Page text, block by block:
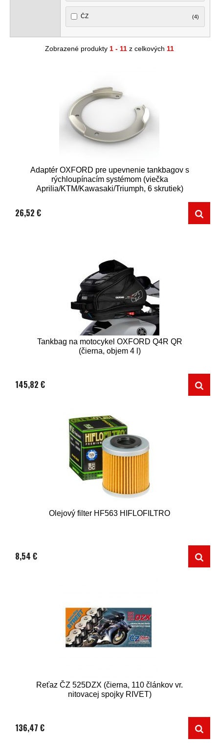
ČZ (4)
Zobrazené produkty 1 - 11 z celkových 11
Adaptér OXFORD pre upevnenie tankbagov s
rýchloupínacím systémom (viečka
Aprilia/KTM/Kawasaki/Triumph, 6 skrutiek)
26,52 €
Tankbag na motocykel OXFORD Q4R QR
(čierna, objem 4 l)
145,82 €
Olejový filter HF563 HIFLOFILTRO
8,54 €
Reťaz ČZ 525DZX (čierna, 110 článkov vr.
nitovacej spojky RIVET)
136,47 €